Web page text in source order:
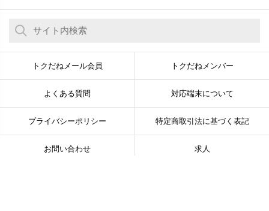
トクだねメール会員 トクだねメンバー
よくある質問 対応端末について
プライバシーポリシー 特定商取引法に基づく表記
お問い合わせ 求人